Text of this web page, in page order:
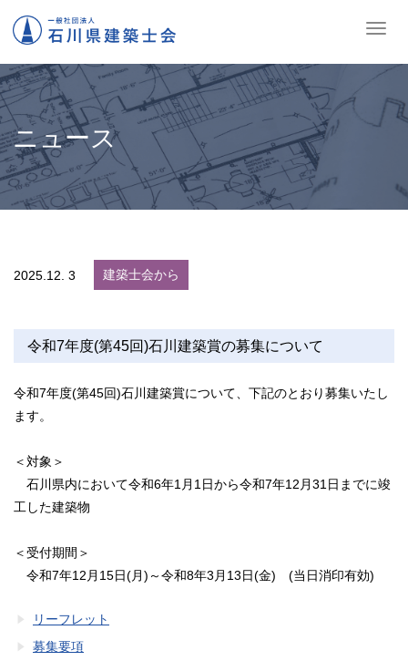
ナ
ゲ
シ
ョ
ニュース
2025. 12. 3 建築士会から
令和7年度(第45回)石川建築賞の募集について
令和7年度(第45回)石川建築賞について、下記のとおり募集いたし
ます。
＜対象＞
石川県内において令和6年1月1日から令和7年12月31日までに竣
工した建築物
＜受付期間＞
令和7年12月15日(月)～令和8年3月13日(金) (当日消印有効)
リーフレット
募集要項